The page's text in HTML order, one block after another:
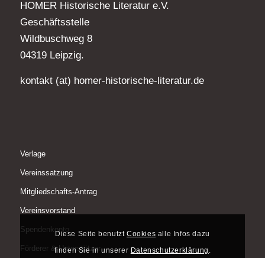
HOMER Historische Literatur e.V.
Geschäftsstelle
Wildbuschweg 8
04319 Leipzig.
kontakt (at) homer-historische-literatur.de
Verlage
Vereinssatzung
Mitgliedschafts-Antrag
Vereinsvorstand
Spendenkonto
Förderer & Unterstützer
Diese Seite benutztCookies alle Infos dazu
finden Sie in unserer Datenschutzerklärung